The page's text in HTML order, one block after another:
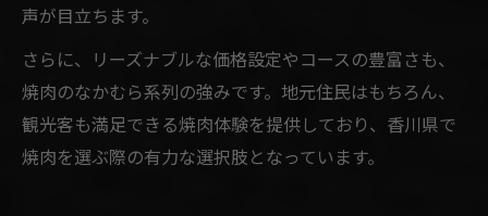
声が目立ちます。
さらに、リーズナブルな価格設定やコースの豊富さも、
焼肉のなかむら系列の強みです。地元住民はもちろん、
観光客も満足できる焼肉体験を提供しており、香川県で
焼肉を選ぶ際の有力な選択肢となっています。